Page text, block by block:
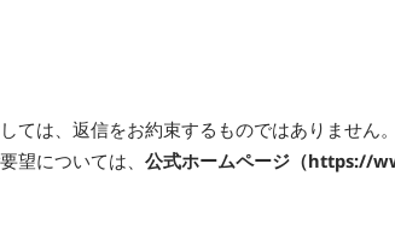
は、返信をお約束するものではありません
望については、 公式ホームページ（https://